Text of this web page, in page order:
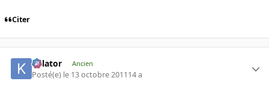
Citer
Killator Ancien
Posté(e) le 13 octobre 201114 a